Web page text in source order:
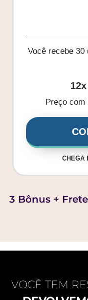
Você recebe 30
Preço com
CHEGA
3 Bônus +
VOCÊ TEM